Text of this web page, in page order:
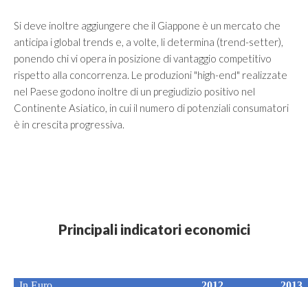
Si deve inoltre aggiungere che il Giappone è un mercato che
anticipa i global trends e, a volte, li determina (trend-setter),
ponendo chi vi opera in posizione di vantaggio competitivo
rispetto alla concorrenza. Le produzioni "high-end" realizzate
nel Paese godono inoltre di un pregiudizio positivo nel
Continente Asiatico, in cui il numero di potenziali consumatori
è in crescita progressiva.
Principali indicatori economici